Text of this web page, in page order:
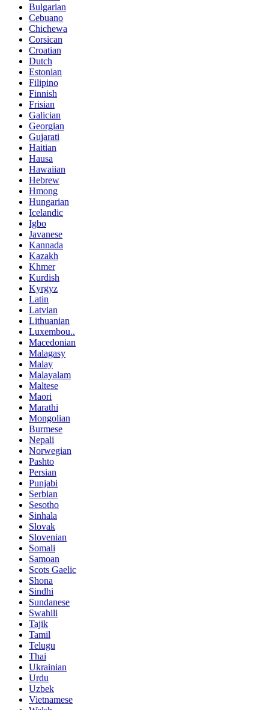
Bulgarian
Cebuano
Chichewa
Corsican
Croatian
Dutch
Estonian
Filipino
Finnish
Frisian
Galician
Georgian
Gujarati
Haitian
Hausa
Hawaiian
Hebrew
Hmong
Hungarian
Icelandic
Igbo
Javanese
Kannada
Kazakh
Khmer
Kurdish
Kyrgyz
Latin
Latvian
Lithuanian
Luxembou..
Macedonian
Malagasy
Malay
Malayalam
Maltese
Maori
Marathi
Mongolian
Burmese
Nepali
Norwegian
Pashto
Persian
Punjabi
Serbian
Sesotho
Sinhala
Slovak
Slovenian
Somali
Samoan
Scots Gaelic
Shona
Sindhi
Sundanese
Swahili
Tajik
Tamil
Telugu
Thai
Ukrainian
Urdu
Uzbek
Vietnamese